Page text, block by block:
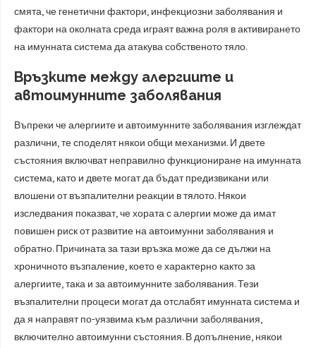
смята, че генетични фактори, инфекциозни заболявания и
фактори на околната среда играят важна роля в активирането
на имунната система да атакува собственото тяло.
Връзките между алергиите и
автоимунните заболявания
Въпреки че алергиите и автоимунните заболявания изглеждат
различни, те споделят някои общи механизми. И двете
състояния включват неправилно функциониране на имунната
система, като и двете могат да бъдат предизвикани или
влошени от възпалителни реакции в тялото. Някои
изследвания показват, че хората с алергии може да имат
повишен риск от развитие на автоимунни заболявания и
обратно. Причината за тази връзка може да се дължи на
хроничното възпаление, което е характерно както за
алергиите, така и за автоимунните заболявания. Тези
възпалителни процеси могат да отслабят имунната система и
да я направят по-уязвима към различни заболявания,
включително автоимунни състояния. В допълнение, някои